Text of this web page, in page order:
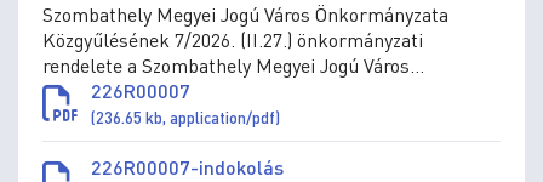
Szombathely Megyei Jogú Város Önkormányzata
Közgyűlésének 7/2026. (II.27.) önkormányzati
rendelete a Szombathely Megyei Jogú Város
Önkormányzatának Szervezeti és Működési
Szabályzatáról szóló 16/2024. (X.10.) önkormányzati
rendelet módosításáról
226R00007
(236.65 kb, application/pdf)
226R00007-indokolás